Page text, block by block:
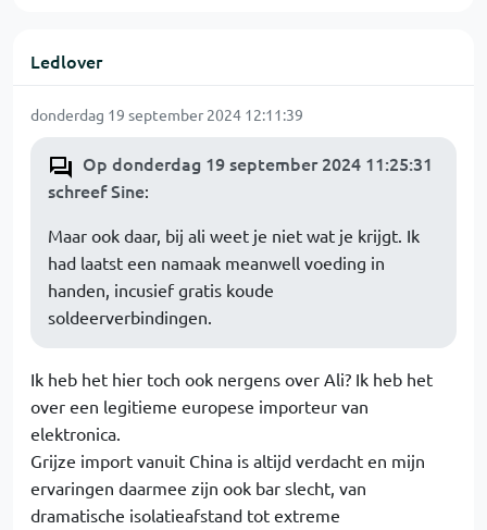
Ledlover
donderdag 19 september 2024 12:11:39
Op donderdag 19 september 2024 11:25:31
schreef Sine:
Maar ook daar, bij ali weet je niet wat je krijgt. Ik
had laatst een namaak meanwell voeding in
handen, incusief gratis koude
soldeerverbindingen.
Ik heb het hier toch ook nergens over Ali? Ik heb het
over een legitieme europese importeur van
elektronica.
Grijze import vanuit China is altijd verdacht en mijn
ervaringen daarmee zijn ook bar slecht, van
dramatische isolatieafstand tot extreme